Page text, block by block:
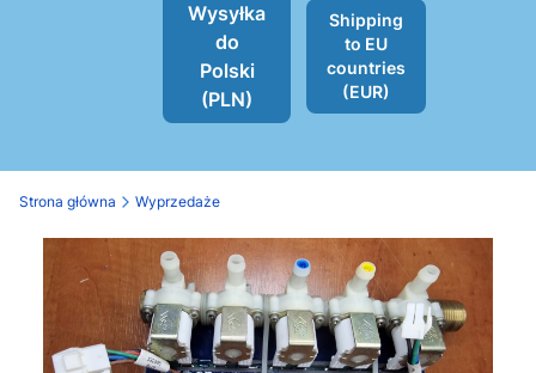
Wysyłka
do
Polski
(PLN)
Shipping
to EU
countries
(EUR)
Strona główna Wyprzedaże